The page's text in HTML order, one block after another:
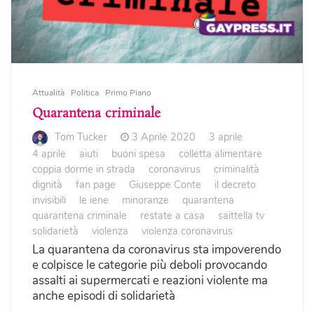
Attualità Politica Primo Piano
Quarantena criminale
Tom Tucker 3 Aprile 2020
3 aprile
4 aprile
aiuti buoni spesa
colletta alimentare
coppia dorme in strada
coronavirus
criminalità
dignità
fan page Giuseppe Conte
il decreto
invisibili
le iene minoranze
quarantena
quarantena criminale
restate a casa
saittella tv
solidarietà
violenza violenza coronavirus
La quarantena da coronavirus sta impoverendo
e colpisce le categorie più deboli provocando
assalti ai supermercati e reazioni violente ma
anche episodi di solidarietà